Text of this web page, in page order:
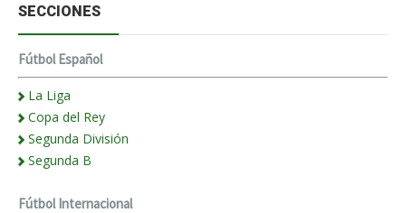
SECCIONES
Fútbol Español
La Liga
Copa del Rey
Segunda División
Segunda B
Fútbol Internacional